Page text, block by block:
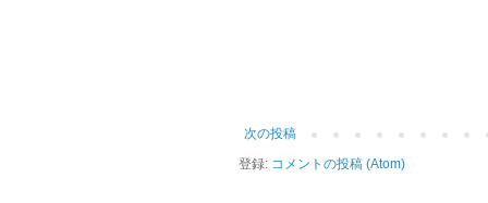
次の投稿
登録: コメントの投稿 (Atom)